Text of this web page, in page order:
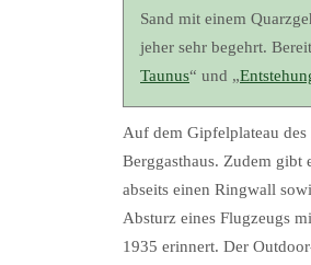
Sand mit einem
jeher sehr begehrt.
Taunus“ und „
Auf dem Gipfelplateau
Berggasthaus. Zudem gibt
abseits einen Ringwall
Absturz eines Flugzeugs
1935 erinnert. Der